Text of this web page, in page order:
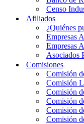
Censo
Afiliados
¿Quiénes
Empresas
Empresas
Asociados
Comisiones
Comisión
Comisión
Comisión
Comisión
Comisión
Comisión